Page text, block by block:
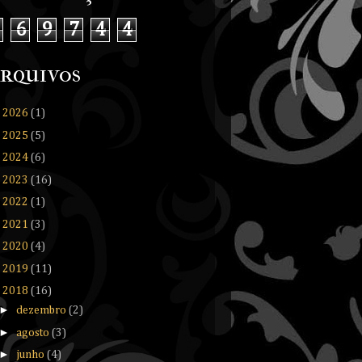
6 9 7 4 4
2026 (1)
2025 (5)
2024 (6)
2023 (16)
2022 (1)
2021 (3)
2020 (4)
2019 (11)
2018 (16)
dezembro (2)
agosto (3)
junho (4)